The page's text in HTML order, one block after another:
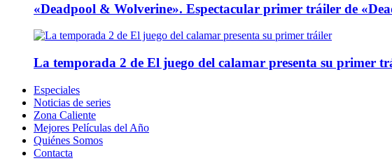
«Deadpool & Wolverine». Espectacular primer tráiler de
La temporada 2 de El juego del calamar presenta su primer
Especiales
Noticias de series
Zona Caliente
Mejores Películas del Año
Quiénes Somos
Contacta